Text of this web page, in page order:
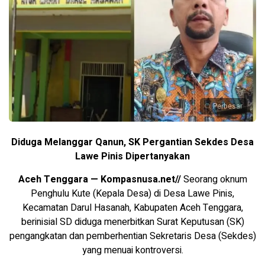
Perbesar
Diduga Melanggar Qanun, SK Pergantian Sekdes Desa
Lawe Pinis Dipertanyakan
Aceh Tenggara — Kompasnusa.net//Seorang oknum
Penghulu Kute (Kepala Desa) di Desa Lawe Pinis,
Kecamatan Darul Hasanah, Kabupaten Aceh Tenggara,
berinisial SD diduga menerbitkan Surat Keputusan (SK)
pengangkatan dan pemberhentian Sekretaris Desa (Sekdes)
yang menuai kontroversi.